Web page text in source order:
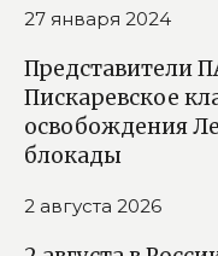
27 января 2024
Представители
Пискаревское
освобождения
блокады
2 августа 2026